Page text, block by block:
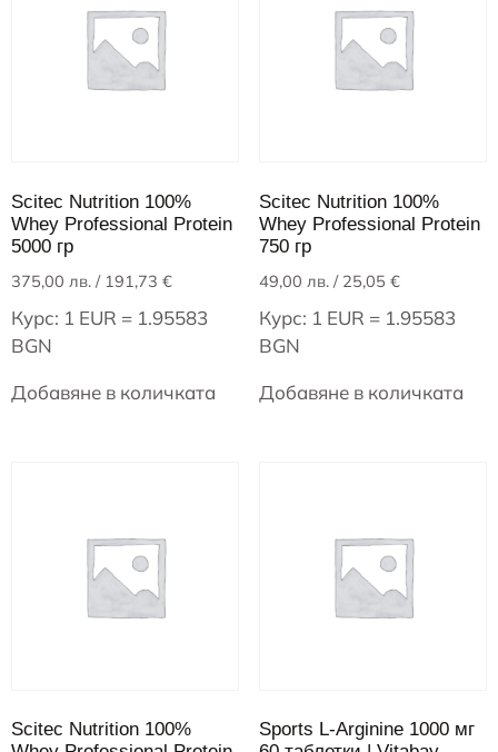
Scitec Nutrition 100%
Whey Professional Protein
5000 гр
375,00 лв. / 191,73 €
Курс: 1 EUR = 1.95583
BGN
Добавяне в количката
Scitec Nutrition 100%
Whey Professional Protein
750 гр
49,00 лв./ 25,05 €
Курс: 1 EUR = 1.95583
BGN
Добавяне в количката
Scitec Nutrition 100%
Sports L-Arginine 1000 мг